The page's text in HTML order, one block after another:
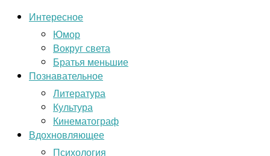
Интересное
Юмор
Вокруг света
Братья меньшие
Познавательное
Литература
Культура
Кинематограф
Вдохновляющее
Психология